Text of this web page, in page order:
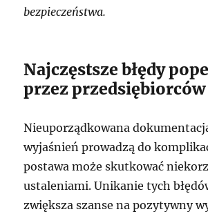
bezpieczeństwa.
Najczęstsze błędy
przez przedsiębiorców
Nieuporządkowana
wyjaśnień prowadzą do
postawa może skutkować
ustaleniami. Unikanie tych
zwiększa szanse na pozytywny